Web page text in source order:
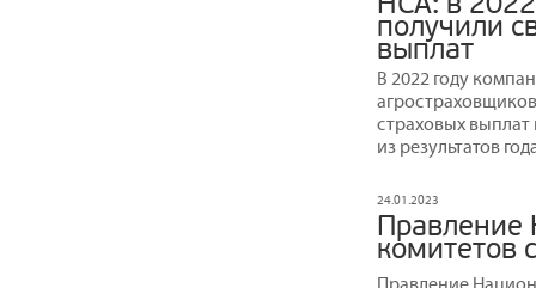
получили
выплат
В 2022 году
страховых выплат
из результатов
24.01.2023
Правление
комитетов